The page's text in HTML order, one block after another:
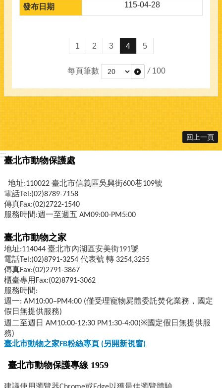
115-04-28
1 2 3 4 5
每頁筆數 / 100
回上一頁
:::
臺北市動物保護處
地址:110022 臺北市信義區吳興街600巷109號
電話Tel:(02)8789-7158
傳真Fax:(02)2722-1540
服務時間:週一至週五 AM09:00-PM5:00
臺北市動物之家
地址:114044 臺北市內湖區安美街191號
電話Tel:(02)8791-3254 代表號 轉 3254,3255
傳真Fax:(02)2791-3867
櫃臺專用Fax:(02)8791-3062
服務時間:
週一: AM10:00–PM4:00 (僅受理寵物屍體委託焚化業務，國定
假日無提供服務)
週二至週日 AM10:00-12:30 PM1:30-4:00(※國定假日無提供服
務)
臺北市動物之家FB粉絲專頁 (另開新視窗)
臺北市動物保護專線 1959